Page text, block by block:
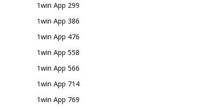
1win App 299
1win App 386
1win App 476
1win App 558
1win App 566
1win App 714
1win App 769